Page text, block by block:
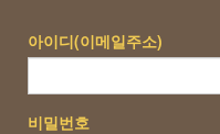
아이디(이메일주소)
비밀번호